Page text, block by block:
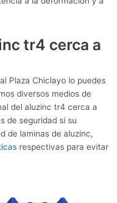
tr4 cerca a
Plaza Chiclayo lo puedes
diversos medios de
del aluzinc tr4 cerca a
de seguridad si su
de laminas de aluzinc,
respectivas para evitar